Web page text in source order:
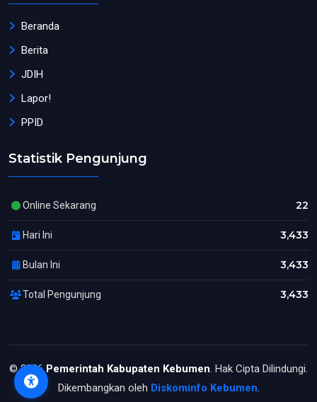
Beranda
Berita
JDIH
Lapor!
PPID
Statistik Pengunjung
Online Sekarang 22
Hari Ini 3,433
Bulan Ini 3,433
Total Pengunjung 3,433
© 2026Pemerintah Kabupaten Kebumen. Hak Cipta Dilindungi.
Dikembangkan oleh Diskominfo Kebumen.